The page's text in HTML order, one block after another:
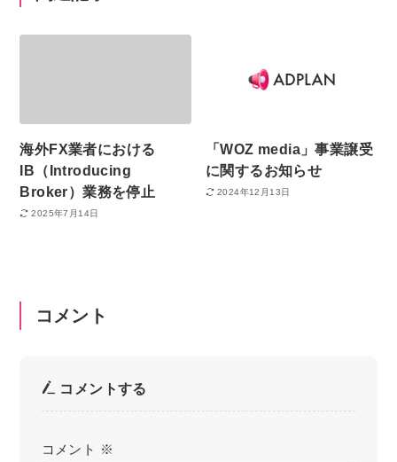
海外FX業者における
IB（Introducing
Broker）業務を停止
2025年7月14日
「WOZ media」事業譲受
に関するお知らせ
2024年12月13日
コメント
コメントする
コメント ※